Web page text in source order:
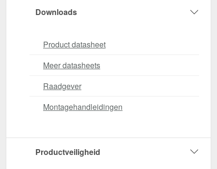
Downloads
Product datasheet
Meer datasheets
Raadgever
Montagehandleidingen
Productveiligheid